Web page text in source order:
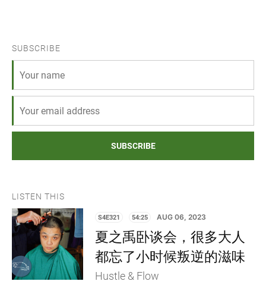
SUBSCRIBE
SUBSCRIBE
LISTEN THIS
S4E321 54:25 AUG 06, 2023
夏之禹卧谈会，很多大人
都忘了小时候叛逆的滋味
Hustle & Flow